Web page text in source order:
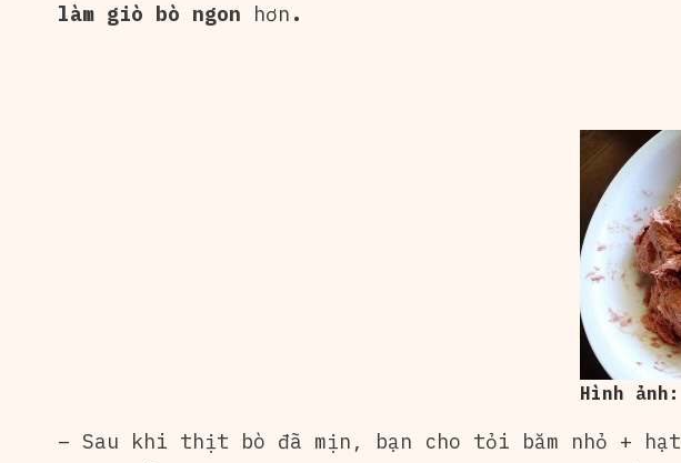
làm giò bò ngon hơn .
Hình
– Sau khi thịt bò đã mịn, bạn cho tỏi băm nhỏ +